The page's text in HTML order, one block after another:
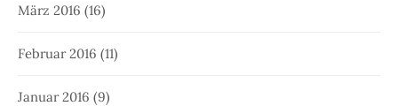
März 2016 (16)
Februar 2016 (11)
Januar 2016 (9)